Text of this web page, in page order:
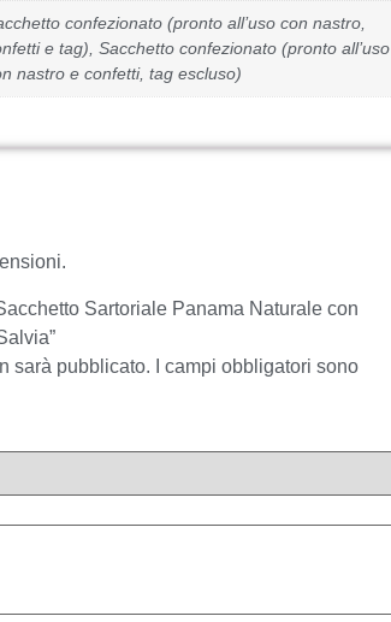
confezionato (pronto all’uso con nastro,
e tag), Sacchetto confezionato (pronto all’uso
nastro e confetti, tag escluso)
Sartoriale Panama Naturale con
sarà pubblicato.
I campi obbligatori sono